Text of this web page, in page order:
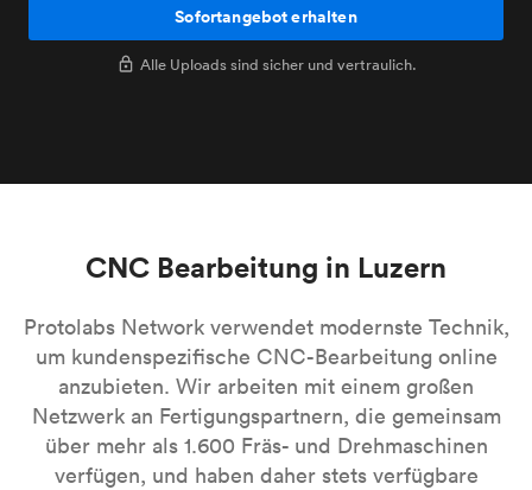
Sofortangebot erhalten
Alle Uploads sind sicher und vertraulich.
CNC Bearbeitung in Luzern
Protolabs Network verwendet modernste Technik,
um kundenspezifische CNC-Bearbeitung online
anzubieten. Wir arbeiten mit einem großen
Netzwerk an Fertigungspartnern, die gemeinsam
über mehr als 1.600 Fräs- und Drehmaschinen
verfügen, und haben daher stets verfügbare